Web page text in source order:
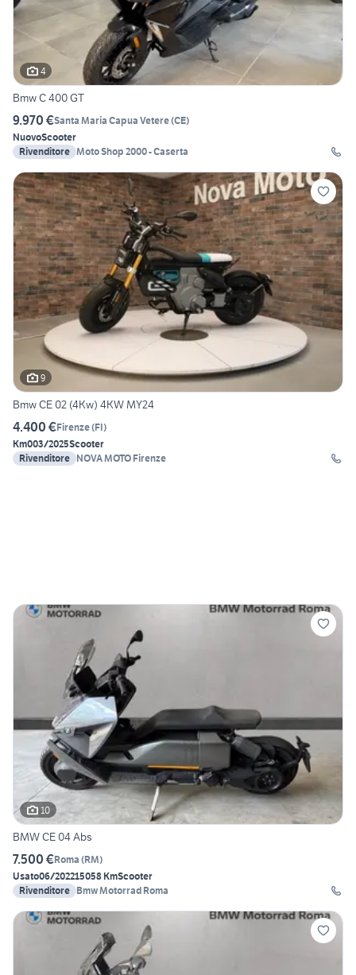
4
Bmw C 400 GT
9.970 €Santa Maria Capua Vetere(CE)
NuovoScooter
Rivenditore Moto Shop 2000 - Caserta
9
Bmw CE 02 (4Kw) 4KW MY24
4.400 €Firenze(FI)
Km003/2025Scooter
Rivenditore NOVA MOTO Firenze
10
BMW CE 04 Abs
7.500 €Roma (RM)
Usato06/202215058 KmScooter
Rivenditore Bmw Motorrad Roma